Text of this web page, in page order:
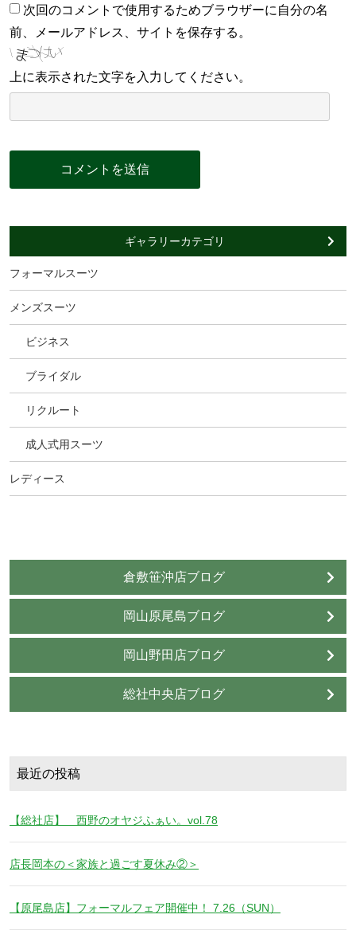
次回のコメントで使用するためブラウザーに自分の名
前、メールアドレス、サイトを保存する。
上に表示された文字を入力してください。
ギャラリーカテゴリ
フォーマルスーツ
メンズスーツ
ビジネス
ブライダル
リクルート
成人式用スーツ
レディース
倉敷笹沖店ブログ
岡山原尾島ブログ
岡山野田店ブログ
総社中央店ブログ
最近の投稿
【総社店】 西野のオヤジふぁい。vol.78
店長岡本の＜家族と過ごす夏休み②＞
【原尾島店】フォーマルフェア開催中！ 7.26（SUN）